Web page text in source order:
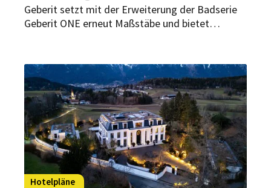
Geberit setzt mit der Erweiterung der Badserie
Geberit ONE erneut Maßstäbe und bietet
modularem Möbelkonzept ermöglichen die
individuelle Gestaltung des Waschplatzes.
Hotelpläne